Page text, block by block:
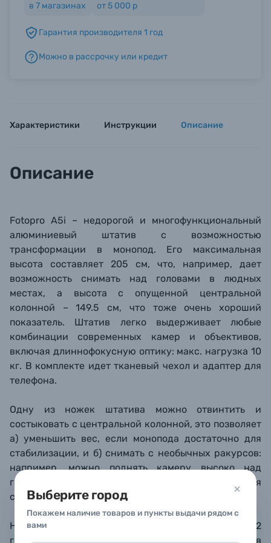
Выберите город
Покажем наличие товаров и пункты выдачи рядом с
вами
Б/У фототехника (Комиссионные товары)
в 7 магазинах
от 5 000 р
Гарантия производителя 1 год
Можно в рассрочку или кредит
Характеристики Инструкции Описание
Описание
Fotopro A5i – недорогой и многофункциональный
алюминиевый штатив с возможностью
трансформации в монопод. Его максимальная
высота составляет 205 см, что, например, дает
возможность снимать над головами в людных
местах, а высота с опущенной центральной
колонной – 149.5 см, что тоже очень хороший
показатель. Штатив легко выдерживает любые
комбинации современных камер и объективов,
включая длиннофокусную оптику: макс. нагрузка 10
кг. В комплекте идет тканевый чехол и адаптер для
телефона.
Одну из ножек штатива можно отвинтить и
состыковать с центральной колонной, это позволяет
а) уменьшить вес, если монопода достаточно для
стабилизации, и б) снимать с необычных ракурсов:
например, можно поднять камеру высоко над
головой для съемки с перспективы дрона или для
создания группового селфи.
На центральной крестовине предусмотрено 2
гнезда 1/4" с отверстиями под боковые шпильки, в